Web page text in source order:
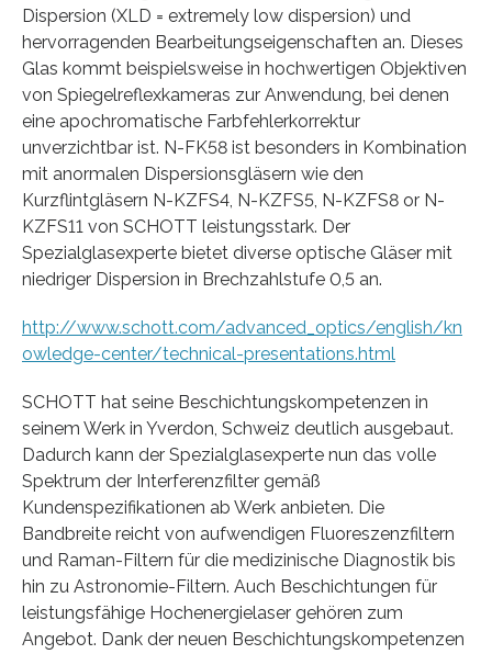
Dispersion (XLD = extremely low dispersion) und
hervorragenden Bearbeitungseigenschaften an. Dieses
Glas kommt beispielsweise in hochwertigen Objektiven
von Spiegelreflexkameras zur Anwendung, bei denen
eine apochromatische Farbfehlerkorrektur
unverzichtbar ist. N-FK58 ist besonders in Kombination
mit anormalen Dispersionsgläsern wie den
Kurzflintgläsern N-KZFS4, N-KZFS5, N-KZFS8 or N-
KZFS11 von SCHOTT leistungsstark. Der
Spezialglasexperte bietet diverse optische Gläser mit
niedriger Dispersion in Brechzahlstufe 0,5 an.
http://www.schott.com/advanced_optics/english/kn
owledge-center/technical-presentations.html
SCHOTT hat seine Beschichtungskompetenzen in
seinem Werk in Yverdon, Schweiz deutlich ausgebaut.
Dadurch kann der Spezialglasexperte nun das volle
Spektrum der Interferenzfilter gemäß
Kundenspezifikationen ab Werk anbieten. Die
Bandbreite reicht von aufwendigen Fluoreszenzfiltern
und Raman-Filtern für die medizinische Diagnostik bis
hin zu Astronomie-Filtern. Auch Beschichtungen für
leistungsfähige Hochenergielaser gehören zum
Angebot. Dank der neuen Beschichtungskompetenzen